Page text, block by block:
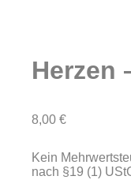
Herzen
8,00 €
Kein
nach §19 (1)